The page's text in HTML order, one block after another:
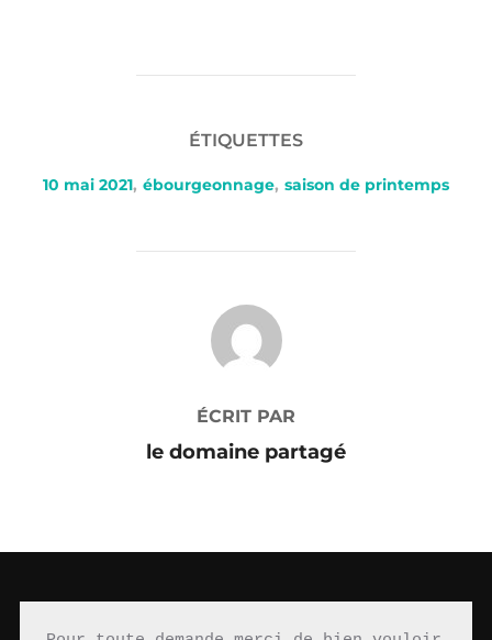
ÉTIQUETTES
10 mai 2021, ébourgeonnage, saison de printemps
AUTEUR DE LA PUBLICATION
ÉCRIT PAR
le domaine partagé